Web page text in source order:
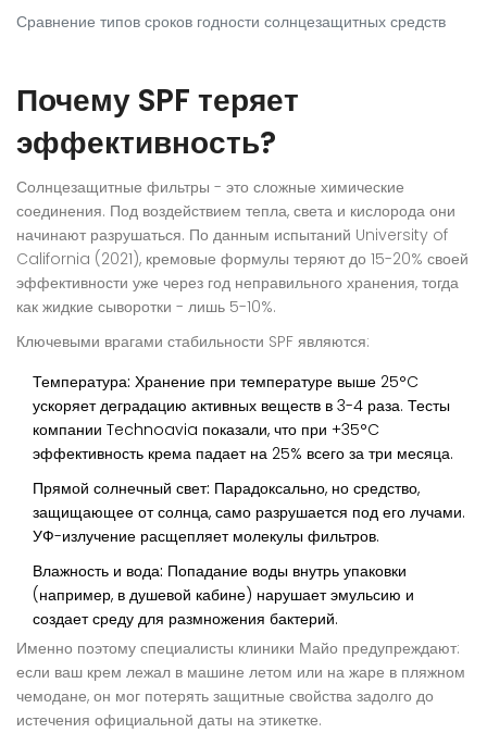
Сравнение типов сроков годности солнцезащитных средств
Почему SPF теряет
эффективность?
Солнцезащитные фильтры - это сложные химические
соединения. Под воздействием тепла, света и кислорода они
начинают разрушаться. По данным испытаний University of
California (2021), кремовые формулы теряют до 15-20% своей
эффективности уже через год неправильного хранения, тогда
как жидкие сыворотки - лишь 5-10%.
Ключевыми врагами стабильности SPF являются:
Температура: Хранение при температуре выше 25°C
ускоряет деградацию активных веществ в 3-4 раза. Тесты
компании Technoavia показали, что при +35°C
эффективность крема падает на 25% всего за три месяца.
Прямой солнечный свет: Парадоксально, но средство,
защищающее от солнца, само разрушается под его лучами.
УФ-излучение расщепляет молекулы фильтров.
Влажность и вода: Попадание воды внутрь упаковки
(например, в душевой кабине) нарушает эмульсию и
создает среду для размножения бактерий.
Именно поэтому специалисты клиники Майо предупреждают:
если ваш крем лежал в машине летом или на жаре в пляжном
чемодане, он мог потерять защитные свойства задолго до
истечения официальной даты на этикетке.